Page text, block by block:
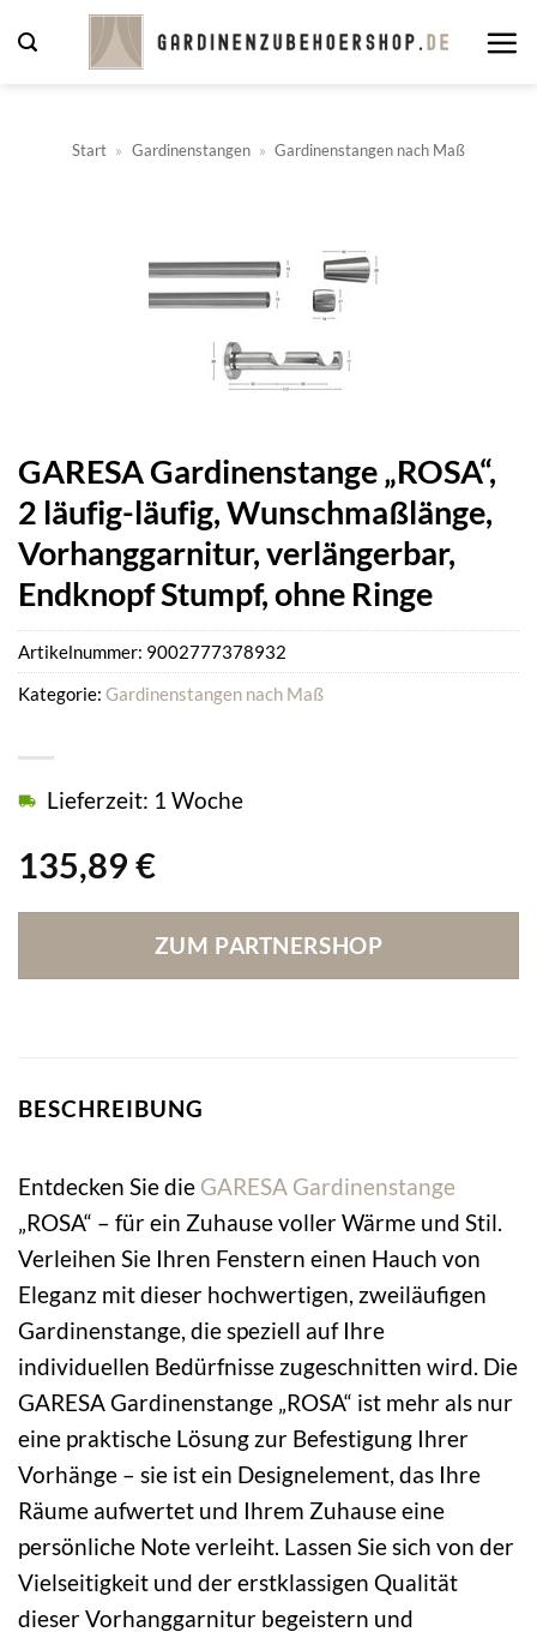
Inhalt
Start » Gardinenstangen » Gardinenstangen nach Maß
GARESA Gardinenstange „ROSA“,
2 läufig-läufig, Wunschmaßlänge,
Vorhanggarnitur, verlängerbar,
Endknopf Stumpf, ohne Ringe
135,89 €
Lieferzeit: 1 Woche
ZUM PARTNERSHOP
Artikelnummer: 9002777378932
Kategorie: Gardinenstangen nach Maß
BESCHREIBUNG
Entdecken Sie die GARESA Gardinenstange
„ROSA“ – für ein Zuhause voller Wärme und Stil.
Verleihen Sie Ihren Fenstern einen Hauch von
Eleganz mit dieser hochwertigen, zweiläufigen
Gardinenstange, die speziell auf Ihre
individuellen Bedürfnisse zugeschnitten wird. Die
GARESA Gardinenstange „ROSA“ ist mehr als nur
eine praktische Lösung zur Befestigung Ihrer
Vorhänge – sie ist ein Designelement, das Ihre
Räume aufwertet und Ihrem Zuhause eine
persönliche Note verleiht. Lassen Sie sich von der
Vielseitigkeit und der erstklassigen Qualität
dieser Vorhanggarnitur begeistern und